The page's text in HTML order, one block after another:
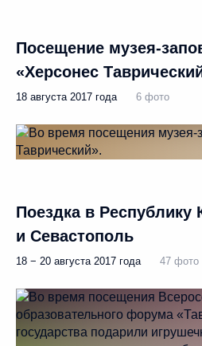
Посещение музея-
«Херсонес
18 августа 2017 года 6 фото
Поездка в Республику
и Севастополь
18 − 20 августа 2017 года 47 фото